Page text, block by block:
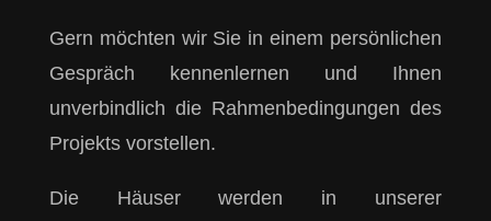
Gern möchten wir Sie in einem persönlichen
Gespräch kennenlernen und Ihnen
unverbindlich die Rahmenbedingungen des
Projekts vorstellen.
Die Häuser werden in unserer